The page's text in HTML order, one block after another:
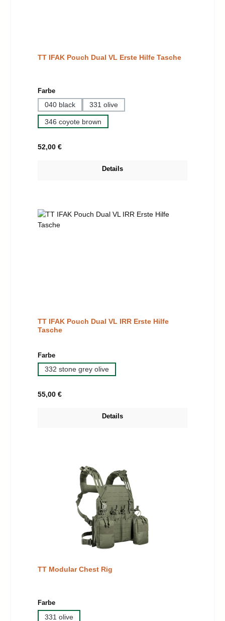
TT IFAK Pouch Dual VL Erste Hilfe Tasche
Farbeauswählen
040 black 331 olive
346 coyote brown
Regulärer Preis:
52,00 €
Details
TT IFAK Pouch Dual VL IRR Erste Hilfe
Tasche
Farbeauswählen
332 stone grey olive
Regulärer Preis:
55,00 €
Details
TT Modular Chest Rig
Farbeauswählen
331 olive